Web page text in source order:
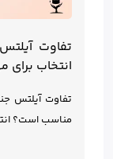
تفاوت
انتخاب برای
تفاوت آیلتس
مناسب است؟